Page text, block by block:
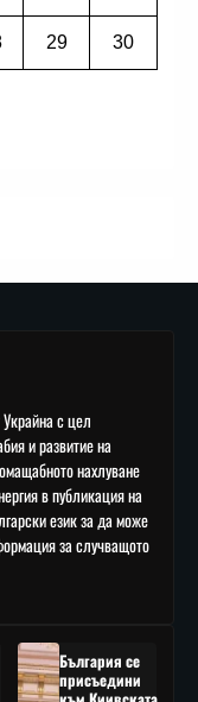
29 30
с цел
и развитие на
нахлуване
в публикация на
език за да може
за случващото
България се
присъедини